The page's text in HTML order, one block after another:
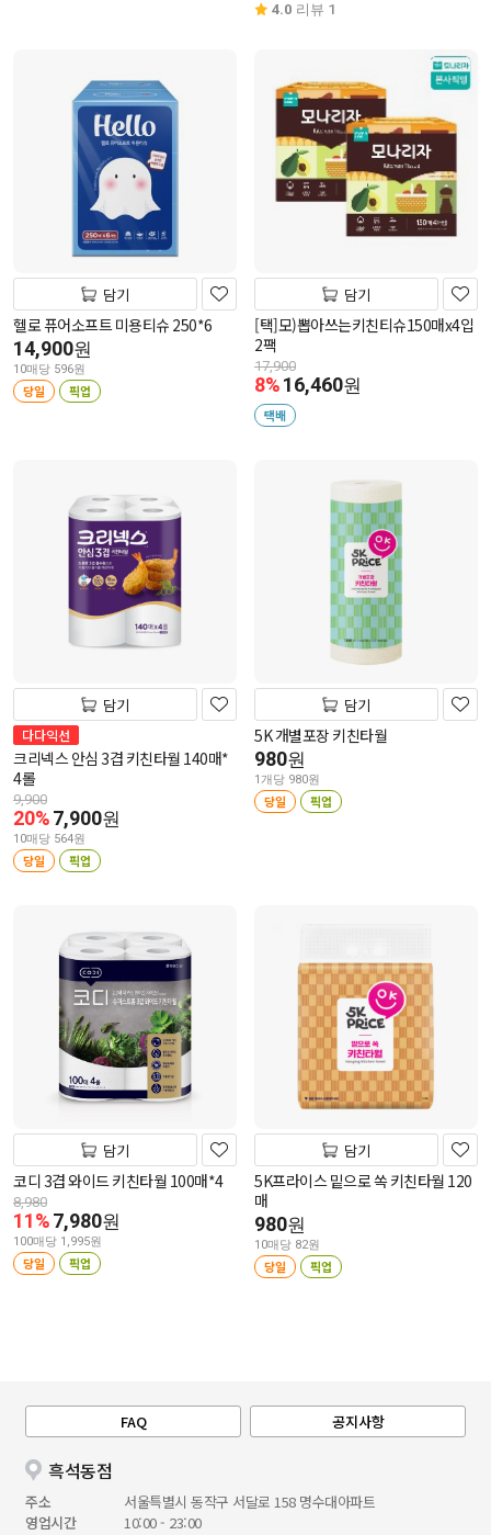
4.0 리뷰 1
담기
헬로 퓨어소프트 미용티슈 250*6
14,900원
10매당 596원
당일 픽업
담기
[택]모)뽑아쓰는키친티슈150매x4입
2팩
17,900
8%16,460원
택배
담기
다다익선
크리넥스 안심 3겹 키친타월 140매*
4롤
9,900
20%7,900원
10매당 564원
당일 픽업
담기
5K 개별포장 키친타월
980원
1개당 980원
당일 픽업
담기
코디 3겹 와이드 키친타월 100매*4
8,980
11%7,980원
100매당 1,995원
당일 픽업
담기
5K프라이스 밑으로 쏙 키친타월 120
매
980원
10매당 82원
당일 픽업
FAQ 공지사항
흑석동점
주소
서울특별시 동작구 서달로 158 명수대아파트
영업시간
10:00 - 23:00